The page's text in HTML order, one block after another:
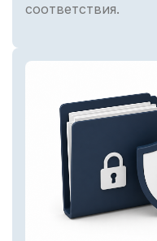
соответствия.